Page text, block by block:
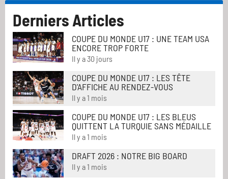
Derniers Articles
COUPE DU MONDE U17 : UNE TEAM USA
ENCORE TROP FORTE
Il y a 30 jours
COUPE DU MONDE U17 : LES TÊTE
D'AFFICHE AU RENDEZ-VOUS
Il y a 1 mois
COUPE DU MONDE U17 : LES BLEUS
QUITTENT LA TURQUIE SANS MÉDAILLE
Il y a 1 mois
DRAFT 2026 : NOTRE BIG BOARD
Il y a 1 mois